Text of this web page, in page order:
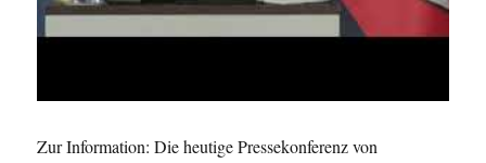
Zur Information: Die heutige Pressekonferenz von